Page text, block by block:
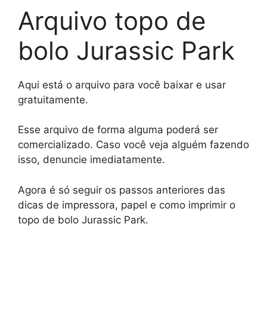
Arquivo topo de
bolo Jurassic Park
Aqui está o arquivo para você baixar e usar
gratuitamente.
Esse arquivo de forma alguma poderá ser
comercializado. Caso você veja alguém fazendo
isso, denuncie imediatamente.
Agora é só seguir os passos anteriores das
dicas de impressora, papel e como imprimir o
topo de bolo Jurassic Park.